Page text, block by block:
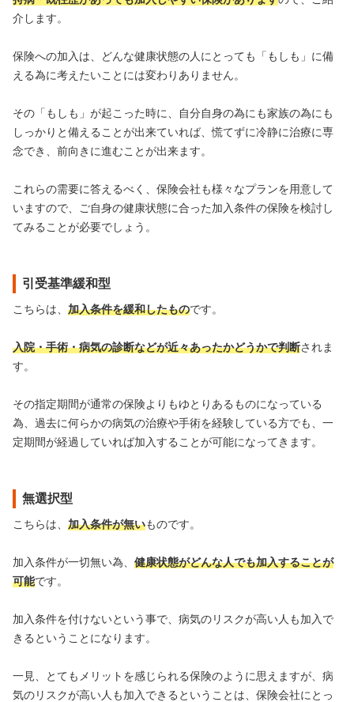
介します。
保険への加入は、どんな健康状態の人にとっても「もしも」に備
える為に考えたいことには変わりありません。
その「もしも」が起こった時に、自分自身の為にも家族の為にも
しっかりと備えることが出来ていれば、慌てずに冷静に治療に専
念でき、前向きに進むことが出来ます。
これらの需要に答えるべく、保険会社も様々なプランを用意して
いますので、ご自身の健康状態に合った加入条件の保険を検討し
てみることが必要でしょう。
引受基準緩和型
こちらは、 加入条件を緩和したものです。
入院・手術・病気の診断などが近々あったかどうかで判断されま
す。
その指定期間が通常の保険よりもゆとりあるものになっている
為、過去に何らかの病気の治療や手術を経験している方でも、一
定期間が経過していれば加入することが可能になってきます。
無選択型
こちらは、 加入条件が無いものです。
加入条件が一切無い為、 健康状態がどんな人でも加入することが
可能です。
加入条件を付けないという事で、病気のリスクが高い人も加入で
きるということになります。
一見、とてもメリットを感じられる保険のように思えますが、病
気のリスクが高い人も加入できるということは、保険会社にとっ